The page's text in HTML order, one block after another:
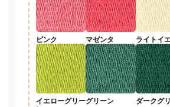
ピンク マゼンタ ライトイ
イエローグリーグリーン ダークグ